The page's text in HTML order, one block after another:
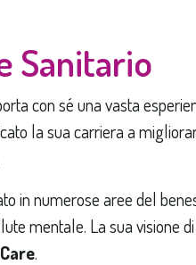
Sanitario
con sé una vasta
la sua carriera a
in numerose aree del
mentale. La sua visione
.